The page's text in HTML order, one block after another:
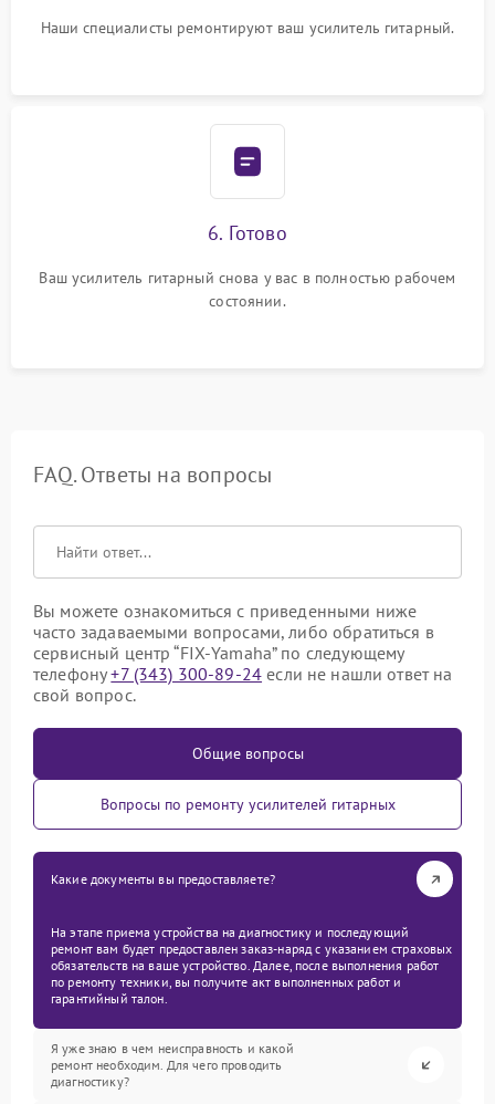
Наши специалисты ремонтируют ваш усилитель гитарный.
6. Готово
Ваш усилитель гитарный снова у вас в полностью рабочем
состоянии.
FAQ. Ответы на вопросы
Вы можете ознакомиться с приведенными ниже
часто задаваемыми вопросами, либо обратиться в
сервисный центр “FIX-Yamaha” по следующему
телефону+7 (343) 300-89-24 если не нашли ответ на
свой вопрос.
Общие вопросы
Вопросы по ремонту усилителей гитарных
Какие документы вы предоставляете?
На этапе приема устройства на диагностику и последующий
ремонт вам будет предоставлен заказ-наряд с указанием страховых
обязательств на ваше устройство. Далее, после выполнения работ
по ремонту техники, вы получите акт выполненных работ и
гарантийный талон.
Я уже знаю в чем неисправность и какой
ремонт необходим. Для чего проводить
диагностику?